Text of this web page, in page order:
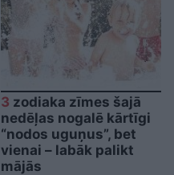
3 zodiaka zīmes šajā
nedēļas nogalē kārtīgi
“nodos uguņus”, bet
vienai – labāk palikt
mājās